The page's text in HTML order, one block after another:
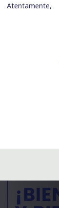
Atentamente,